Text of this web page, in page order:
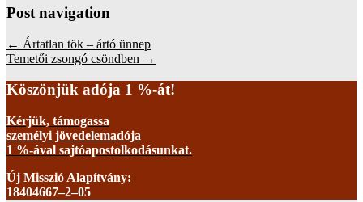
Post navigation
← Ártatlan tök – ártó ünnep
Temetői zsongó csöndben →
Köszönjük adója 1 %-át!
Kérjük, támogassa
személyi jövedelemadója
1 %-ával sajtóapostolkodásunkat.
Új Misszió Alapítvány:
18404667–2–05